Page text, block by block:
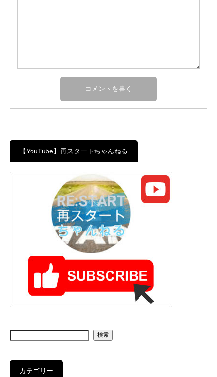
【YouTube】再スタートちゃんねる
検索
カテゴリー